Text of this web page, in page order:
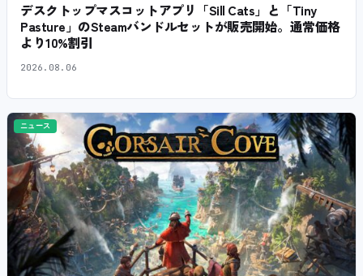
デスクトップマスコットアプリ「Sill Cats」と「Tiny
Pasture」のSteamバンドルセットが販売開始。通常価格
より10%割引
2026.08.06
ニュース